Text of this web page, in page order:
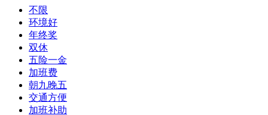
不限
环境好
年终奖
双休
五险一金
加班费
朝九晚五
交通方便
加班补助